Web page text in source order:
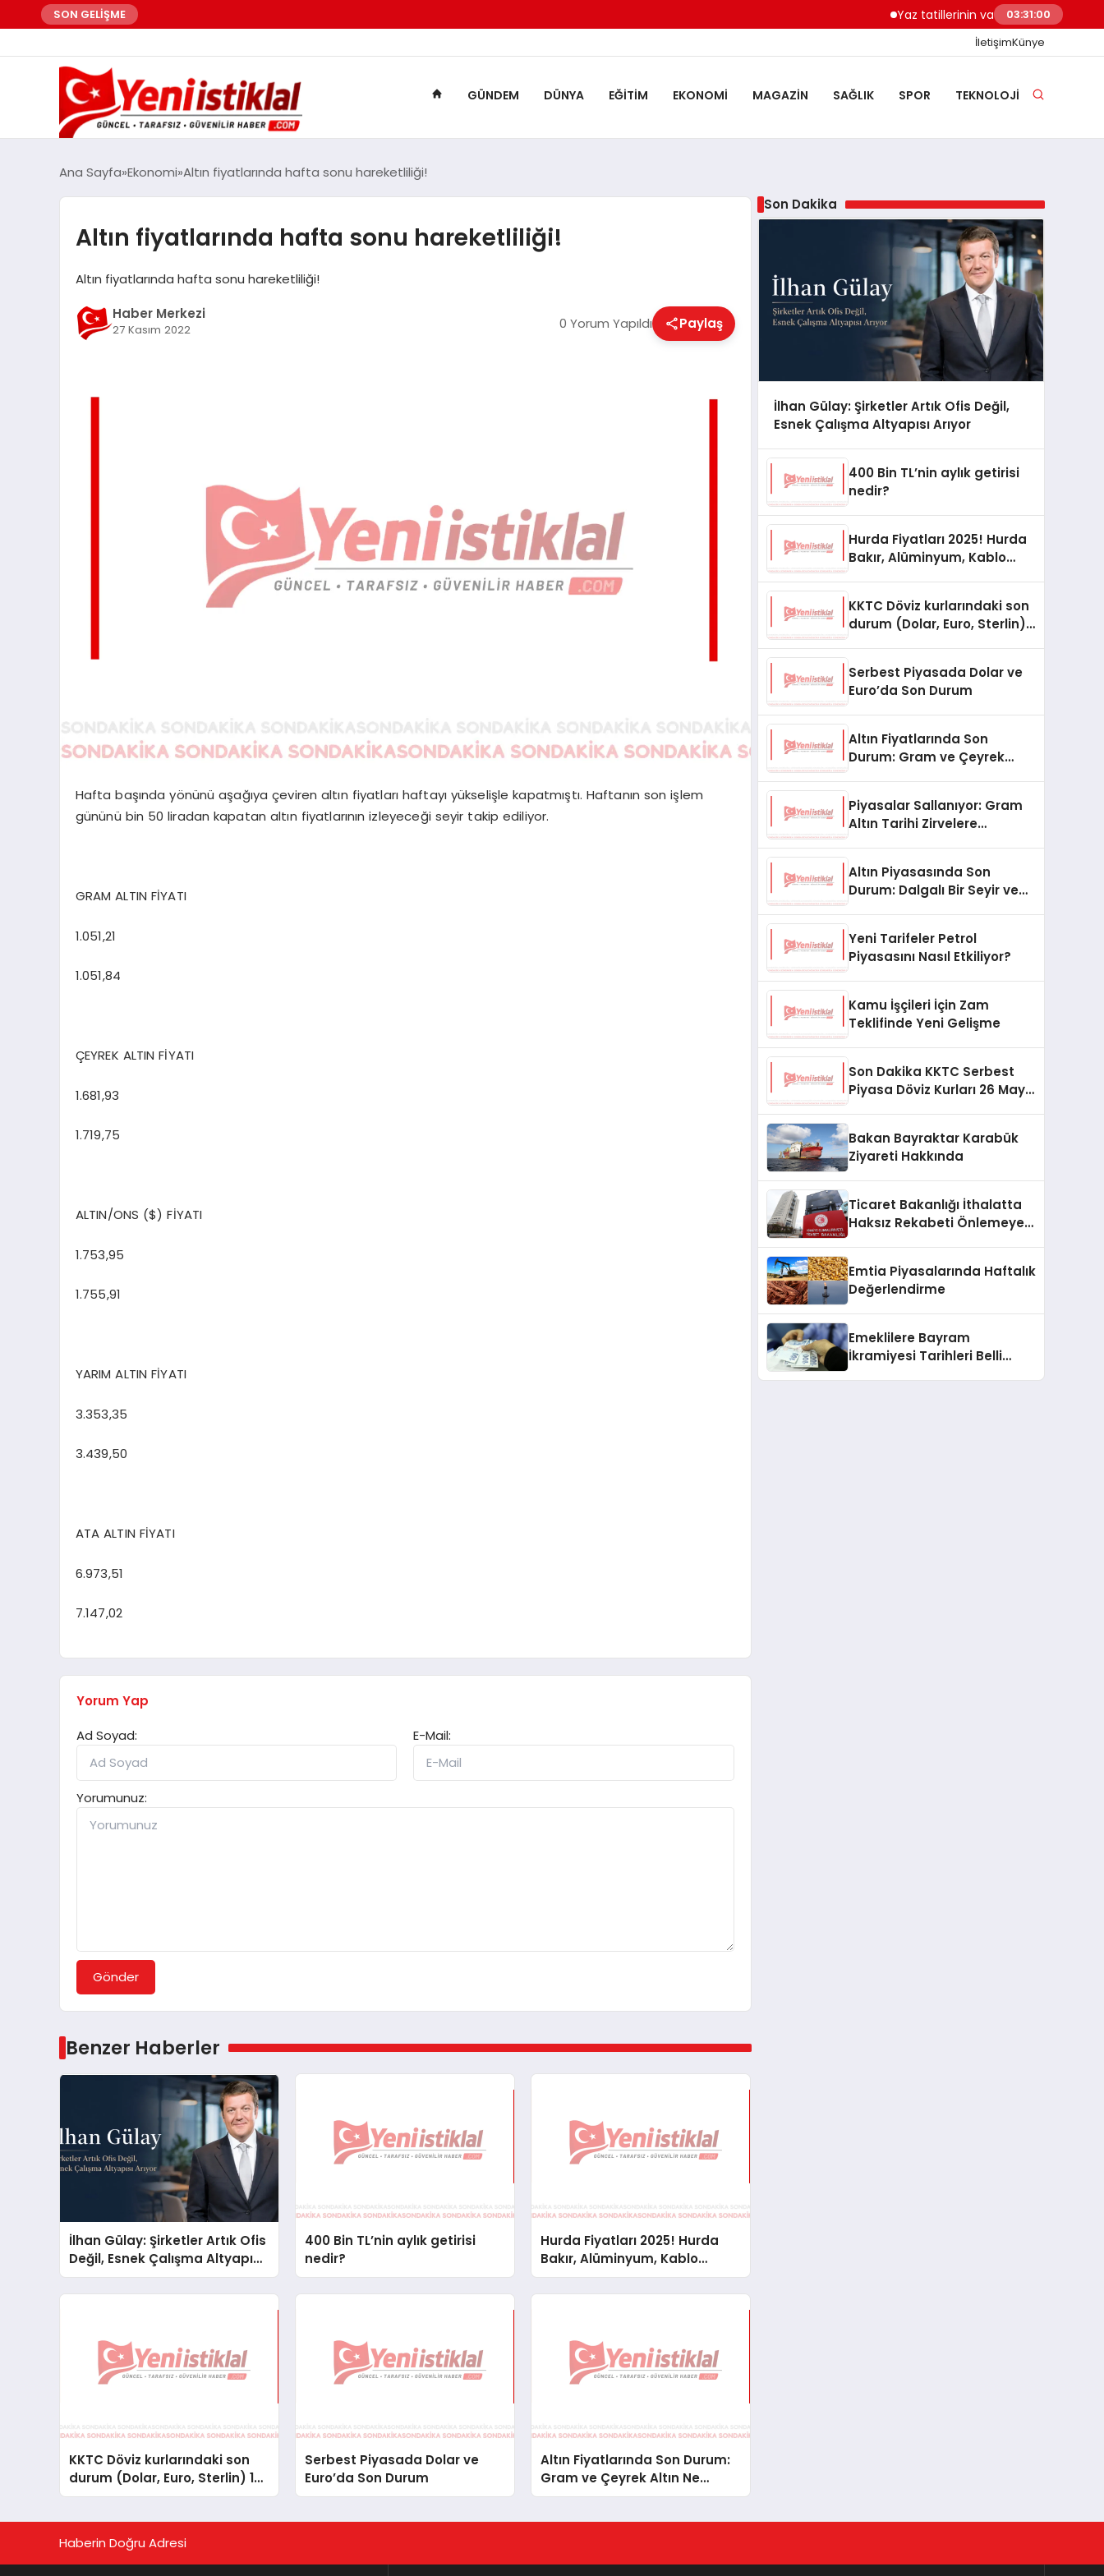
SON GELİŞME Yaz tatillerinin vazgeçilmezi: En iyi
03:31:01
İletişimKünye
GÜNDEM DÜNYA EĞITIM EKONOMI MAGAZIN SAĞLIK SPOR TEKNOLOJI
Ana Sayfa Ekonomi Altın fiyatlarında hafta sonu hareketliliği!
Altın fiyatlarında hafta sonu hareketliliği!
Altın fiyatlarında hafta sonu hareketliliği!
Haber Merkezi
27 Kasım 2022 0 Yorum Yapıldı Paylaş
Hafta başında yönünü aşağıya çeviren altın fiyatları haftayı yükselişle kapatmıştı. Haftanın son işlem
gününü bin 50 liradan kapatan altın fiyatlarının izleyeceği seyir takip ediliyor.
GRAM ALTIN FİYATI
1.051,21
1.051,84
ÇEYREK ALTIN FİYATI
1.681,93
1.719,75
ALTIN/ONS ($) FİYATI
1.753,95
1.755,91
YARIM ALTIN FİYATI
3.353,35
3.439,50
ATA ALTIN FİYATI
6.973,51
7.147,02
Yorum Yap
Ad Soyad:
E-Mail:
Yorumunuz:
Gönder
Benzer Haberler
İlhan Gülay: Şirketler Artık Ofis
Değil, Esnek Çalışma Altyapısı
Arıyor
400 Bin TL’nin aylık getirisi
nedir?
Hurda Fiyatları 2025! Hurda
Bakır, Alüminyum, Kablo
Fiyatları
KKTC Döviz kurlarındaki son
durum (Dolar, Euro, Sterlin) 15
Ekim 2025
Serbest Piyasada Dolar ve
Euro’da Son Durum
Altın Fiyatlarında Son Durum:
Gram ve Çeyrek Altın Ne
Kadar Oldu?
Son Dakika
İlhan Gülay: Şirketler Artık Ofis Değil,
Esnek Çalışma Altyapısı Arıyor
400 Bin TL’nin aylık getirisi
nedir?
Hurda Fiyatları 2025! Hurda
Bakır, Alüminyum, Kablo
KKTC Döviz kurlarındaki son
durum (Dolar, Euro, Sterlin)
Serbest Piyasada Dolar ve
Euro’da Son Durum
Altın Fiyatlarında Son
Durum: Gram ve Çeyrek
Piyasalar Sallanıyor: Gram
Altın Tarihi Zirvelere
Altın Piyasasında Son
Durum: Dalgalı Bir Seyir ve
Yeni Tarifeler Petrol
Piyasasını Nasıl Etkiliyor?
Kamu İşçileri İçin Zam
Teklifinde Yeni Gelişme
Son Dakika KKTC Serbest
Piyasa Döviz Kurları 26 Mayıs
Bakan Bayraktar Karabük
Ziyareti Hakkında
Ticaret Bakanlığı İthalatta
Haksız Rekabeti Önlemeye
Emtia Piyasalarında Haftalık
Değerlendirme
Emeklilere Bayram
İkramiyesi Tarihleri Belli
Haberin Doğru Adresi